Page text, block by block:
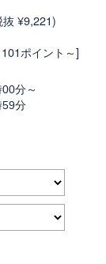
抜 ¥9,221)
ポイント～]
分～
59分